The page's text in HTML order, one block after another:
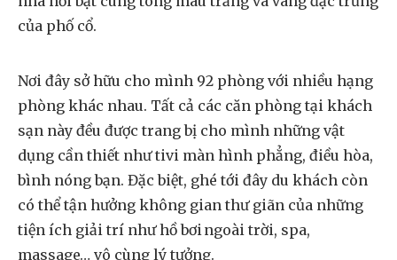
của phố cổ.
Nơi đây sở hữu cho mình 92 phòng với nhiều hạng
phòng khác nhau. Tất cả các căn phòng tại khách
sạn này đều được trang bị cho mình những vật
dụng cần thiết như tivi màn hình phẳng, điều hòa,
bình nóng bạn. Đặc biệt, ghé tới đây du khách còn
có thể tận hưởng không gian thư giãn của những
tiện ích giải trí như hồ bơi ngoài trời, spa,
massage… vô cùng lý tưởng.